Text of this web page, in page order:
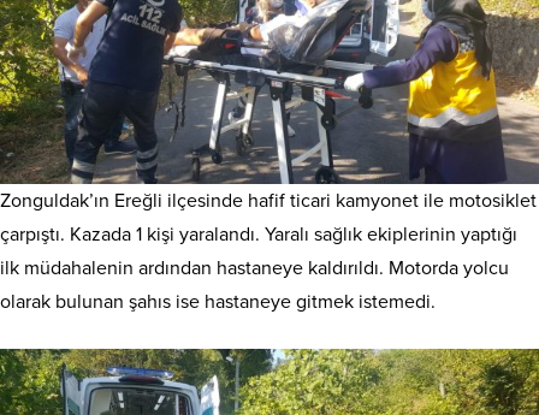
Zonguldak’ın Ereğli ilçesinde hafif ticari kamyonet ile motosiklet
çarpıştı. Kazada 1 kişi yaralandı. Yaralı sağlık ekiplerinin yaptığı
ilk müdahalenin ardından hastaneye kaldırıldı. Motorda yolcu
olarak bulunan şahıs ise hastaneye gitmek istemedi.